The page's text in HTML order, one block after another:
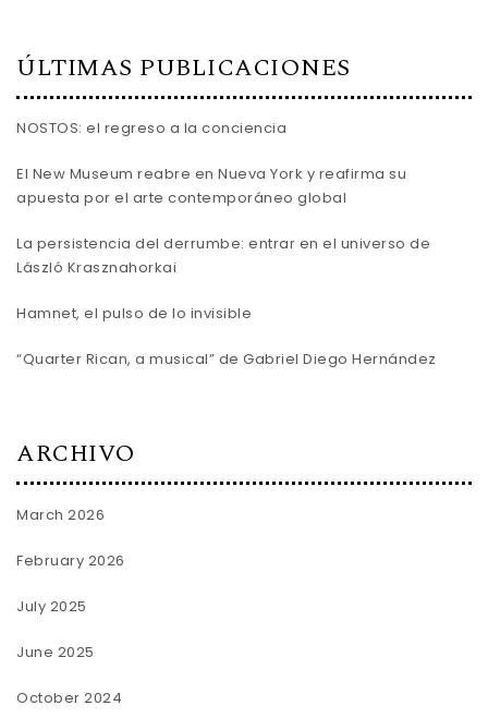
ÚLTIMAS PUBLICACIONES
NOSTOS: el regreso a la conciencia
El New Museum reabre en Nueva York y reafirma su
apuesta por el arte contemporáneo global
La persistencia del derrumbe: entrar en el universo de
László Krasznahorkai
Hamnet, el pulso de lo invisible
“Quarter Rican, a musical” de Gabriel Diego Hernández
ARCHIVO
March 2026
February 2026
July 2025
June 2025
October 2024